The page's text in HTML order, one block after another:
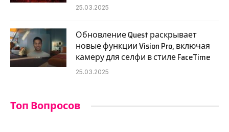
25.03.2025
Обновление Quest раскрывает
новые функции Vision Pro, включая
камеру для селфи в стиле FaceTime
25.03.2025
Топ Вопросов